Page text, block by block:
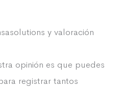
y valoración
opinión es que puedes
registrar tantos